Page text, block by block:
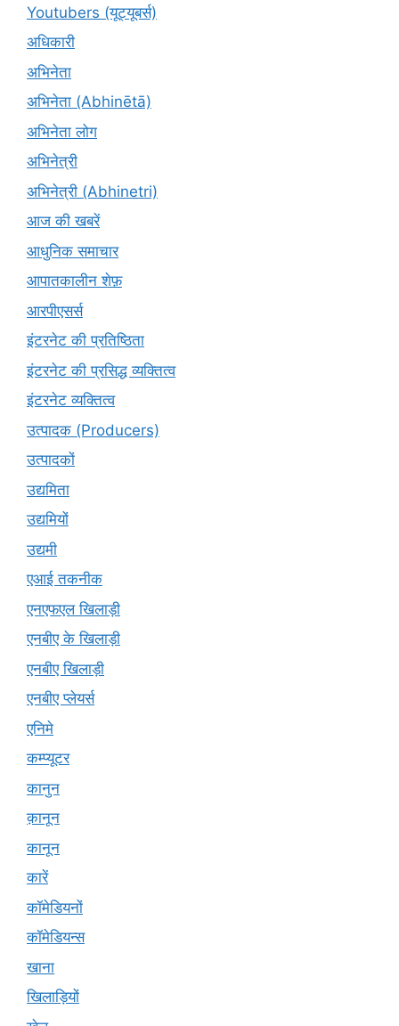
Youtubers (यूट्यूबर्स)
अधिकारी
अभिनेता
अभिनेता (Abhinētā)
अभिनेता लोग
अभिनेत्री
अभिनेत्री (Abhinetri)
आज की खबरें
आधुनिक समाचार
आपातकालीन शेफ़
आरपीएसर्स
इंटरनेट की प्रतिष्ठिता
इंटरनेट की प्रसिद्ध व्यक्तित्व
इंटरनेट व्यक्तित्व
उत्पादक (Producers)
उत्पादकों
उद्यमिता
उद्यमियों
उद्यमी
एआई तकनीक
एनएफएल खिलाड़ी
एनबीए के खिलाड़ी
एनबीए खिलाड़ी
एनबीए प्लेयर्स
एनिमे
कम्प्यूटर
कानुन
क़ानून
कानून
कारें
कॉमेडियनों
कॉमेडियन्स
खाना
खिलाड़ियों